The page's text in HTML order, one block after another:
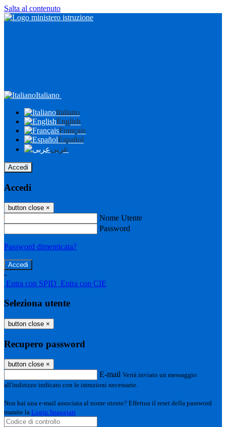
Salta al contenuto
Italiano
Italiano
English
Français
Español
عربى
Accedi
Accedi
button close ×
Nome Utente
Password
Password dimenticata?
-
Entra con SPID Entra con CIE
Seleziona utente
button close ×
Recupero password
button close ×
E-mail Verrà inviato un messaggio
all'indirizzo indicato con le istruzioni necessarie.
Non hai una e-mail associata al nome utente? Effettua il reset della password
tramite la Login Spaggiari